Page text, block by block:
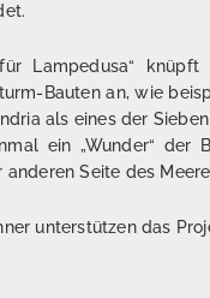
Lampedusa“
Bauten an, wie
als eines der
ein „Wunder“ der
Seite des
unterstützen das